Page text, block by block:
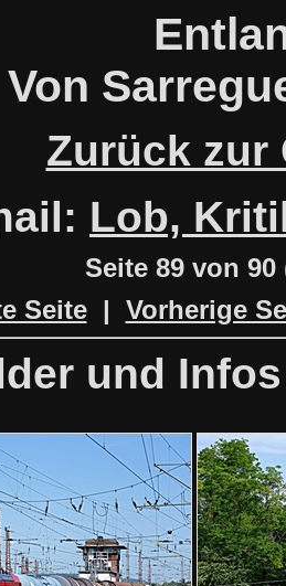
Von
Zurück zur
Lob,
Seite 89 von 90
Seite| Vorherige
und